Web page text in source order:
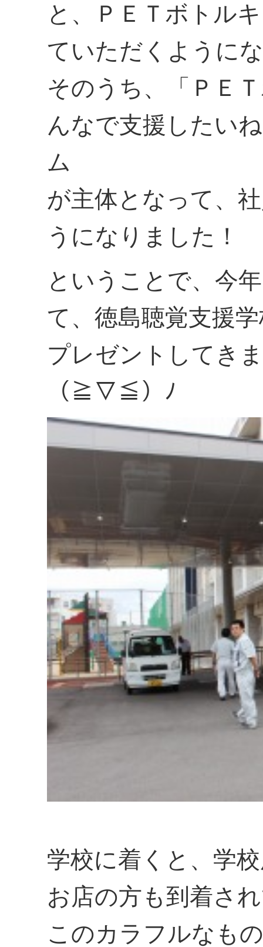
と、ＰＥＴボトル
ていただくように
そのうち、「ＰＥ
んなで支援したい
ム
が主体となって、
うになりました！
ということで、今
て、徳島聴覚支援
プレゼントしてき
（≧▽≦）ﾉ
学校に着くと、学
お店の方も到着さ
このカラフルなも